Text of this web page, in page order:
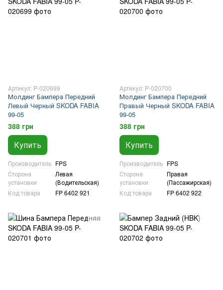
Артикул: P-020699
Молдинг Бампера Передний
Левый Черный SKODA FABIA
99-05
388 грн
Купить
Производитель FPS
Сторона
установки
Левая
(Водительская)
Код товара
FP 6402 921
Артикул: P-020700
Молдинг Бампера Передний
Правый Черный SKODA FABIA
99-05
388 грн
Купить
Производитель FPS
Сторона
установки
Правая
(Пассажирская)
Код товара
FP 6402 922